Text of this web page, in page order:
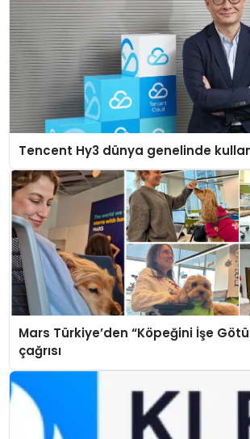
Tencent Hy3 dünya genelinde
Mars Türkiye’den “Köpeğini İşe
çağrısı